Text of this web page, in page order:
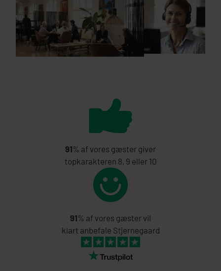
91% af vores gæster giver
topkarakteren 8, 9 eller 10
91% af vores gæster vil
klart anbefale Stjernegaard